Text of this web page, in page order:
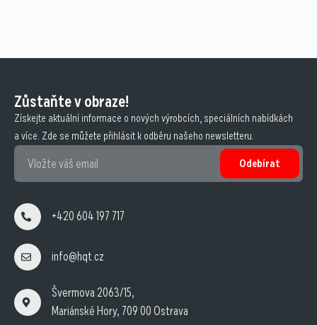
Zůstaňte v obraze!
Získejte aktuální informace o nových výrobcích, speciálních nabídkách
a více. Zde se můžete přihlásit k odběru našeho newsletteru.
Odebírat
+420 604 197 717
info@hqt.cz
Švermova 2063/15,
Mariánské Hory, 709 00 Ostrava